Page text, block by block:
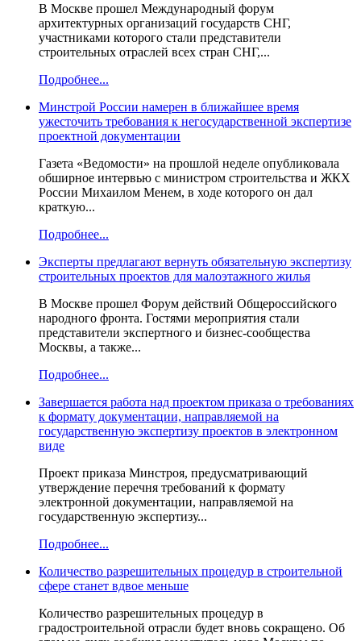
В Москве прошел Международный форум
архитектурных организаций государств СНГ,
участниками которого стали представители
строительных отраслей всех стран СНГ,...
Подробнее...
Минстрой России намерен в ближайшее время
ужесточить требования к негосударственной экспертизе
проектной документации
Газета «Ведомости» на прошлой неделе опубликовала
обширное интервью с министром строительства и ЖКХ
России Михаилом Менем, в ходе которого он дал
краткую...
Подробнее...
Эксперты предлагают вернуть обязательную экспертизу
строительных проектов для малоэтажного жилья
В Москве прошел Форум действий Общероссийского
народного фронта. Гостями мероприятия стали
представители экспертного и бизнес-сообщества
Москвы, а также...
Подробнее...
Завершается работа над проектом приказа о требованиях
к формату документации, направляемой на
государственную экспертизу проектов в электронном
виде
Проект приказа Минстроя, предусматривающий
утверждение перечня требований к формату
электронной документации, направляемой на
государственную экспертизу...
Подробнее...
Количество разрешительных процедур в строительной
сфере станет вдвое меньше
Количество разрешительных процедур в
градостроительной отрасли будет вновь сокращено. Об